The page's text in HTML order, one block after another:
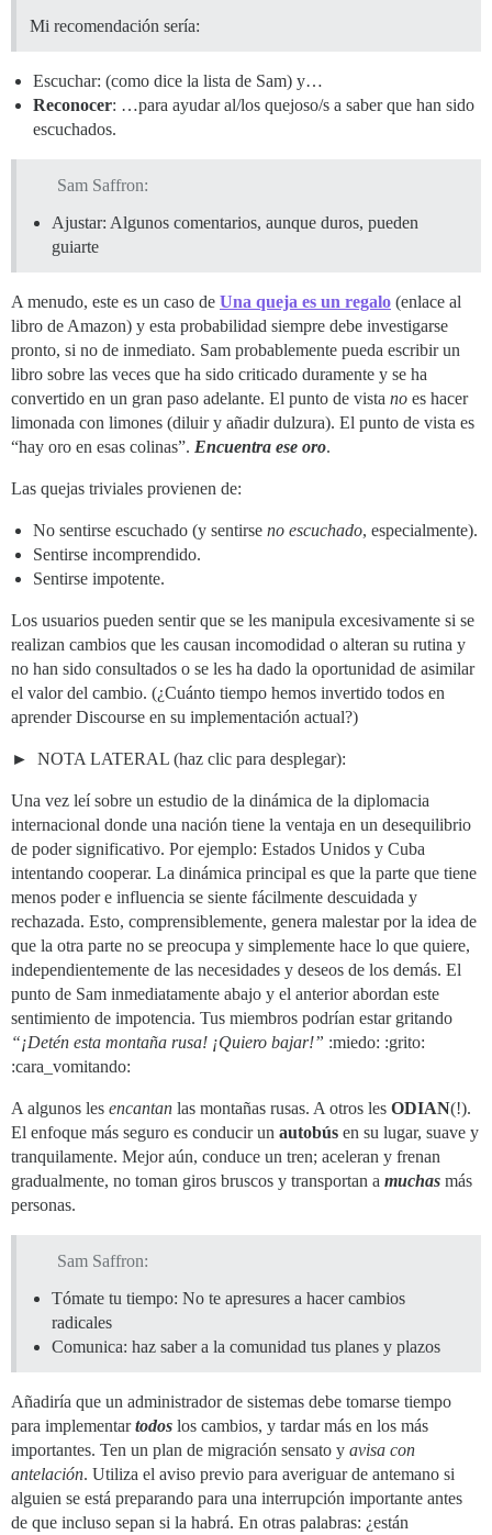
Mi recomendación sería:
Escuchar: (como dice la lista de Sam) y…
Reconocer: …para ayudar al/los quejoso/s a saber que han sido
escuchados.
Sam Saffron:
Ajustar: Algunos comentarios, aunque duros, pueden
guiarte
A menudo, este es un caso de Una queja es un regalo (enlace al
libro de Amazon) y esta probabilidad siempre debe investigarse
pronto, si no de inmediato. Sam probablemente pueda escribir un
libro sobre las veces que ha sido criticado duramente y se ha
convertido en un gran paso adelante. El punto de vista no es hacer
limonada con limones (diluir y añadir dulzura). El punto de vista es
“hay oro en esas colinas”. Encuentra ese oro.
Las quejas triviales provienen de:
No sentirse escuchado (y sentirse no escuchado, especialmente).
Sentirse incomprendido.
Sentirse impotente.
Los usuarios pueden sentir que se les manipula excesivamente si se
realizan cambios que les causan incomodidad o alteran su rutina y
no han sido consultados o se les ha dado la oportunidad de asimilar
el valor del cambio. (¿Cuánto tiempo hemos invertido todos en
aprender Discourse en su implementación actual?)
NOTA LATERAL (haz clic para desplegar):
Una vez leí sobre un estudio de la dinámica de la diplomacia
internacional donde una nación tiene la ventaja en un desequilibrio
de poder significativo. Por ejemplo: Estados Unidos y Cuba
intentando cooperar. La dinámica principal es que la parte que tiene
menos poder e influencia se siente fácilmente descuidada y
rechazada. Esto, comprensiblemente, genera malestar por la idea de
que la otra parte no se preocupa y simplemente hace lo que quiere,
independientemente de las necesidades y deseos de los demás. El
punto de Sam inmediatamente abajo y el anterior abordan este
sentimiento de impotencia. Tus miembros podrían estar gritando
“¡Detén esta montaña rusa! ¡Quiero bajar!” :miedo: :grito:
:cara_vomitando:
A algunos les encantan las montañas rusas. A otros les ODIAN(!).
El enfoque más seguro es conducir un autobús en su lugar, suave y
tranquilamente. Mejor aún, conduce un tren; aceleran y frenan
gradualmente, no toman giros bruscos y transportan a muchas más
personas.
Sam Saffron:
Tómate tu tiempo: No te apresures a hacer cambios
radicales
Comunica: haz saber a la comunidad tus planes y plazos
Añadiría que un administrador de sistemas debe tomarse tiempo
para implementartodos los cambios, y tardar más en los más
importantes. Ten un plan de migración sensato y avisa con
antelación. Utiliza el aviso previo para averiguar de antemano si
alguien se está preparando para una interrupción importante antes
de que incluso sepan si la habrá. En otras palabras: ¿están